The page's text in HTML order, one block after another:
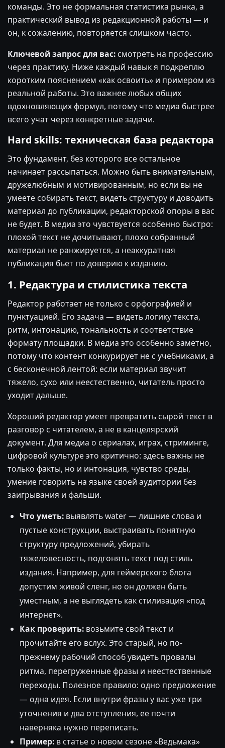
команды. Это не формальная статистика рынка, а
практический вывод из редакционной работы — и
он, к сожалению, повторяется слишком часто.
Ключевой запрос для вас:смотреть на профессию
через практику. Ниже каждый навык я подкреплю
коротким пояснением «как освоить» и примером из
реальной работы. Это важнее любых общих
вдохновляющих формул, потому что медиа быстрее
всего учат через конкретные задачи.
Hard skills: техническая база редактора
Это фундамент, без которого все остальное
начинает рассыпаться. Можно быть внимательным,
дружелюбным и мотивированным, но если вы не
умеете собирать текст, видеть структуру и доводить
материал до публикации, редакторской опоры в вас
не будет. В медиа это чувствуется особенно быстро:
плохой текст не дочитывают, плохо собранный
материал не ранжируется, а неаккуратная
публикация бьет по доверию к изданию.
1. Редактура и стилистика текста
Редактор работает не только с орфографией и
пунктуацией. Его задача — видеть логику текста,
ритм, интонацию, тональность и соответствие
формату площадки. В медиа это особенно заметно,
потому что контент конкурирует не с учебниками, а
с бесконечной лентой: если материал звучит
тяжело, сухо или неестественно, читатель просто
уходит дальше.
Хороший редактор умеет превратить сырой текст в
разговор с читателем, а не в канцелярский
документ. Для медиа о сериалах, играх, стриминге,
цифровой культуре это критично: здесь важны не
только факты, но и интонация, чувство среды,
умение говорить на языке своей аудитории без
заигрывания и фальши.
Что уметь:выявлять water — лишние слова и
пустые конструкции, выстраивать понятную
структуру предложений, убирать
тяжеловесность, подгонять текст под стиль
издания. Например, для геймерского блога
допустим живой сленг, но он должен быть
уместным, а не выглядеть как стилизация «под
интернет».
Как проверить:возьмите свой текст и
прочитайте его вслух. Это старый, но по-
прежнему рабочий способ увидеть провалы
ритма, перегруженные фразы и неестественные
переходы. Полезное правило: одно предложение
— одна идея. Если внутри фразы у вас уже три
уточнения и два отступления, ее почти
наверняка нужно переписать.
Пример:в статье о новом сезоне «Ведьмака»